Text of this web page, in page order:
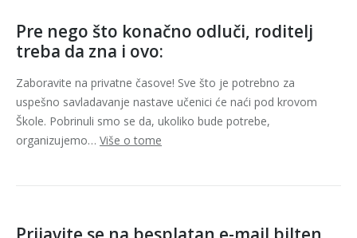
Pre nego što konačno odluči, roditelj
treba da zna i ovo:
Zaboravite na privatne časove! Sve što je potrebno za
uspešno savladavanje nastave učenici će naći pod krovom
Škole. Pobrinuli smo se da, ukoliko bude potrebe,
organizujemo… Više o tome